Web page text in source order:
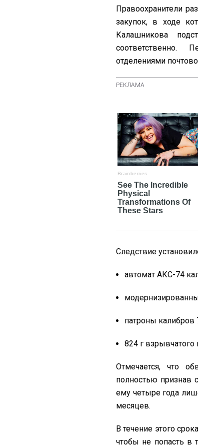
Правоохранители
закупок, в ходе
Калашникова
соответственно.
отделениями
Следствие
автомат АКС-74
патроны
824 г
Отмечается, что
полностью признав
ему четыре года
месяцев.
В течение этого
чтобы не попасть в